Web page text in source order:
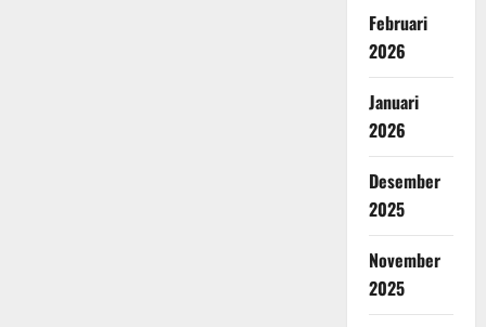
Februari
2026
Januari
2026
Desember
2025
November
2025